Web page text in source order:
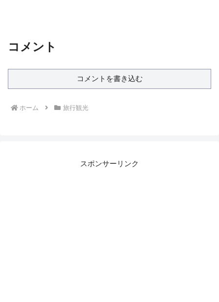
コメント
コメントを書き込む
ホーム 旅行観光
スポンサーリンク